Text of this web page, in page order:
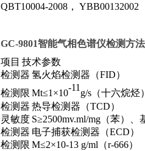
QBT10004-2008， YBB00132002
GC-9801智能气相色谱仪检测方
项目 技术参数
检测器 氢火焰检测器（FID）
检测限 Mt≤1×10
-11
g/s （十六烷
检测器 热导检测器（TCD）
灵敏度 S≥2500mv.ml/mg （苯）、
检测器 电子捕获检测器（ECD）
检测限 M≤2×10-13 g/ml （r-666）